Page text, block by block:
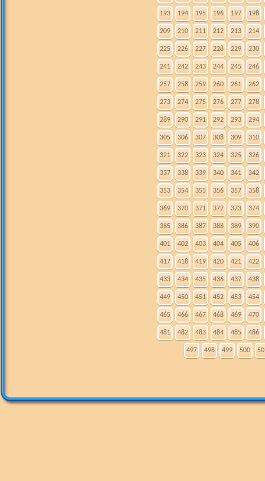
193 194 195 196 197 198
209 210 211 212 213 214
225 226 227 228 229 230
241 242 243 244 245 246
257 258 259 260 261 262
273 274 275 276 277 278
289 290 291 292 293 294
305 306 307 308 309 310
321 322 323 324 325 326
337 338 339 340 341 342
353 354 355 356 357 358
369 370 371 372 373 374
385 386 387 388 389 390
401 402 403 404 405 406
417 418 419 420 421 422
433 434 435 436 437 438
449 450 451 452 453 454
465 466 467 468 469 470
481 482 483 484 485 486
497 498 499 500